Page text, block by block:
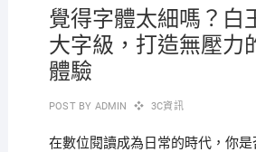
覺得字體太細嗎？白
大字級，打造無壓力
體驗
POST BY ADMIN 3C資訊
在數位閱讀成為日常的時代，你